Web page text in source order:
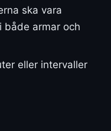
ska vara
både armar och
eller intervaller